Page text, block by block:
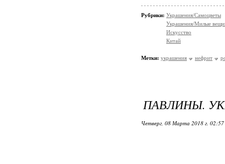
Рубрики: Украшения/Самоцветы
Украшения/Милые
Искусство
Китай
Метки: украшения нефрит
ПАВЛИНЫ.
Четверг, 08 Марта 2018 г. 02:57